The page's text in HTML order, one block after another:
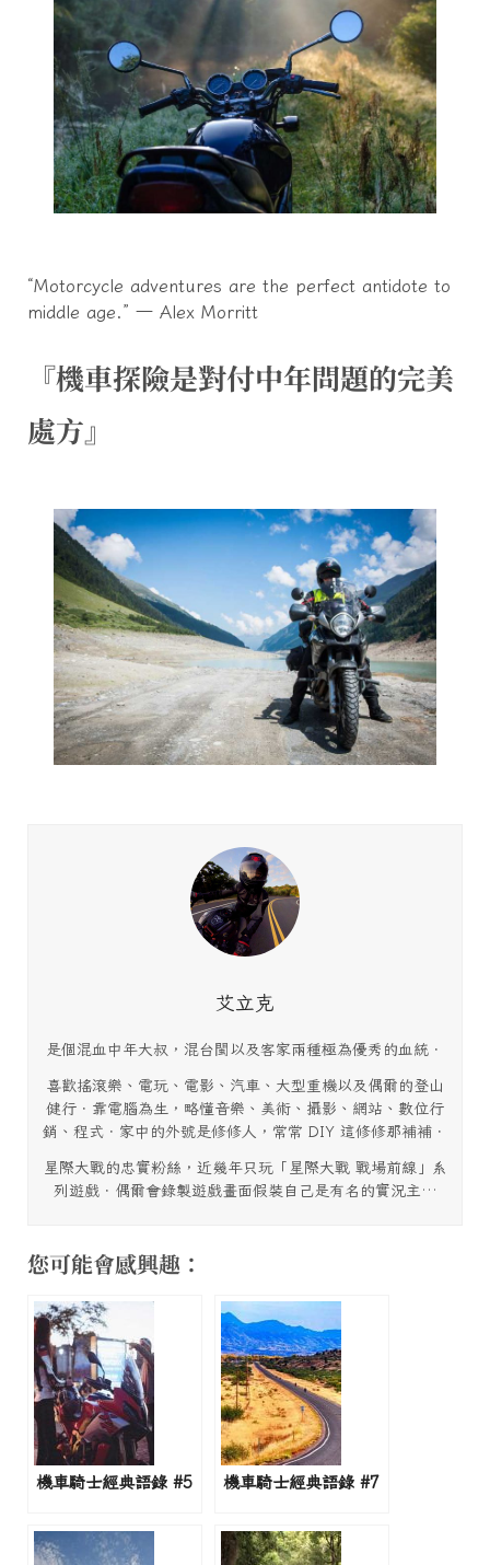
“Motorcycle adventures are the perfect antidote to
middle age.” ― Alex Morritt
『機車探險是對付中年問題的完美
處方』
艾立克
是個混血中年大叔，混台閩以及客家兩種極為優秀的血統．
喜歡搖滾樂、電玩、電影、汽車、大型重機以及偶爾的登山
健行．靠電腦為生，略懂音樂、美術、攝影、網站、數位行
銷、程式．家中的外號是修修人，常常 DIY 這修修那補補．
星際大戰的忠實粉絲，近幾年只玩「星際大戰 戰場前線」系
列遊戲．偶爾會錄製遊戲畫面假裝自己是有名的實況主…
您可能會感興趣：
機車騎士經典語錄 #5 機車騎士經典語錄 #7